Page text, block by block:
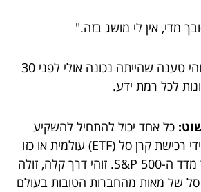
תשובת המעבדה: זוהי טענה שהייתה נכונה אולי לפני 30
לכל רמת ידע.
כל אחד יכול להתחיל להשקיע
תוך דקות על ידי רכישת קרן סל (ETF) עולמית או כזו
שעוקבת אחר מדד ה-S&P 500. זוהי דרך קלה, זולה
סל של מאות מהחברות הטובות בעולם